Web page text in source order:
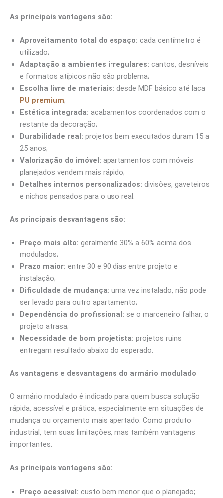
As principais vantagens são:
Aproveitamento total do espaço: cada centímetro é
utilizado;
Adaptação a ambientes irregulares: cantos, desníveis
e formatos atípicos não são problema;
Escolha livre de materiais: desde MDF básico até laca
PU premium;
Estética integrada: acabamentos coordenados com o
restante da decoração;
Durabilidade real: projetos bem executados duram 15 a
25 anos;
Valorização do imóvel: apartamentos com móveis
planejados vendem mais rápido;
Detalhes internos personalizados: divisões, gaveteiros
e nichos pensados para o uso real.
As principais desvantagens são:
Preço mais alto: geralmente 30% a 60% acima dos
modulados;
Prazo maior: entre 30 e 90 dias entre projeto e
instalação;
Dificuldade de mudança: uma vez instalado, não pode
ser levado para outro apartamento;
Dependência do profissional: se o marceneiro falhar, o
projeto atrasa;
Necessidade de bom projetista: projetos ruins
entregam resultado abaixo do esperado.
As vantagens e desvantagens do armário modulado
O armário modulado é indicado para quem busca solução
rápida, acessível e prática, especialmente em situações de
mudança ou orçamento mais apertado. Como produto
industrial, tem suas limitações, mas também vantagens
importantes.
As principais vantagens são:
Preço acessível: custo bem menor que o planejado;